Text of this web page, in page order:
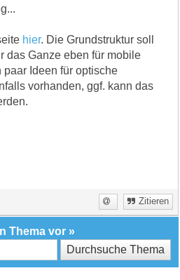
hier. Die Grundstruktur soll
das Ganze eben für mobile
Ideen für optische
vorhanden, ggf. kann das
Zitieren
Thema vor »